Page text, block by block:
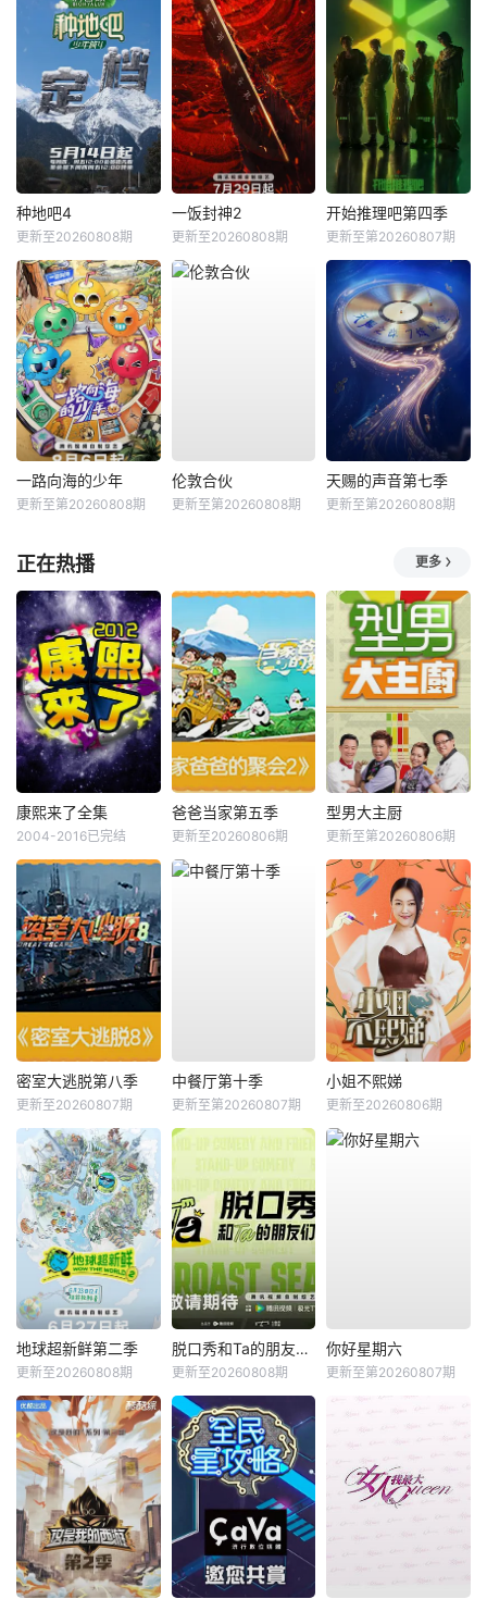
种地吧4
更新至20260808期
一饭封神2
更新至20260808期
开始推理吧第四季
更新至第20260807期
一路向海的少年
更新至第20260808期
伦敦合伙
更新至第20260808期
天赐的声音第七季
更新至第20260808期
正在热播 更多
康熙来了全集
2004-2016已完结
爸爸当家第五季
更新至20260806期
型男大主厨
更新至第20260806期
密室大逃脱第八季
更新至20260807期
中餐厅第十季
更新至第20260807期
小姐不熙娣
更新至20260806期
地球超新鲜第二季
更新至20260808期
脱口秀和Ta的朋友们第三季
更新至20260808期
你好星期六
更新至第20260807期